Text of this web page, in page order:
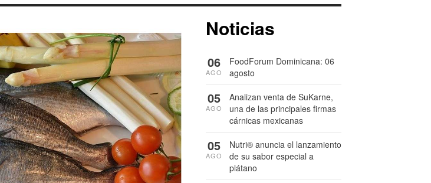
Noticias
FoodForum Dominicana: 06
agosto
06
AGO
Analizan venta de SuKarne,
una de las principales firmas
cárnicas mexicanas
05
AGO
Nutri® anuncia el lanzamiento
de su sabor especial a
plátano
05
AGO